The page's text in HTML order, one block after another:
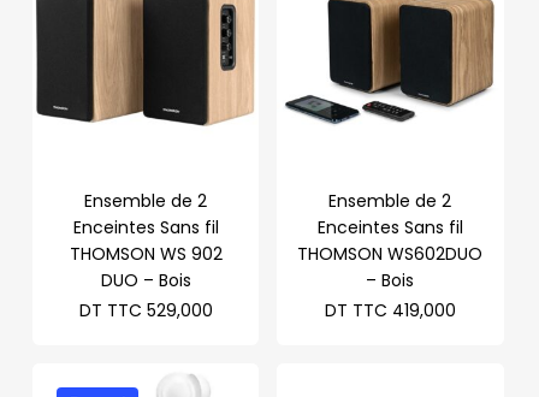
Ensemble de 2
Enceintes Sans fil
THOMSON WS 902
DUO – Bois
DT TTC 529,000
Ensemble de 2
Enceintes Sans fil
THOMSON WS602DUO
– Bois
DT TTC 419,000